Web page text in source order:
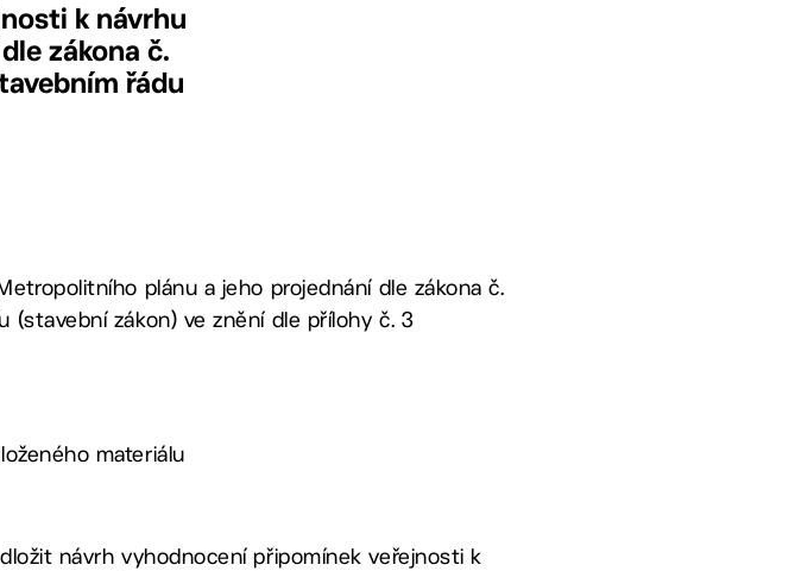
k návrhu
zákona č.
řádu
plánu a jeho projednání dle zákona č.
(stavební zákon) ve znění dle přílohy č. 3
materiálu
návrh vyhodnocení připomínek veřejnosti k